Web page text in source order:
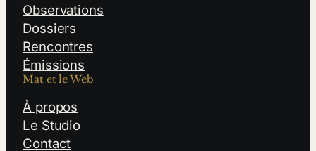
Observations
Dossiers
Rencontres
Émissions
Mat et le Web
À propos
Le Studio
Contact